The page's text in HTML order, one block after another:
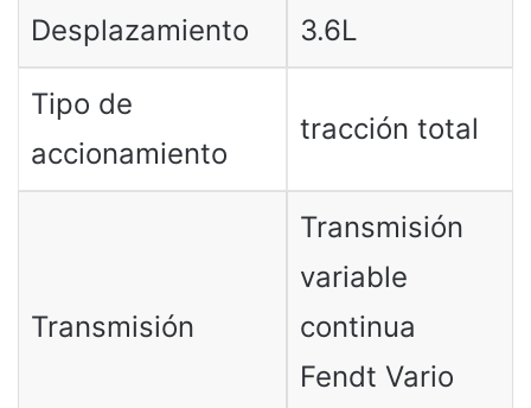
Desplazamiento 3.6L
Tipo de
accionamiento
tracción total
Transmisión
Transmisión
variable
continua
Fendt Vario